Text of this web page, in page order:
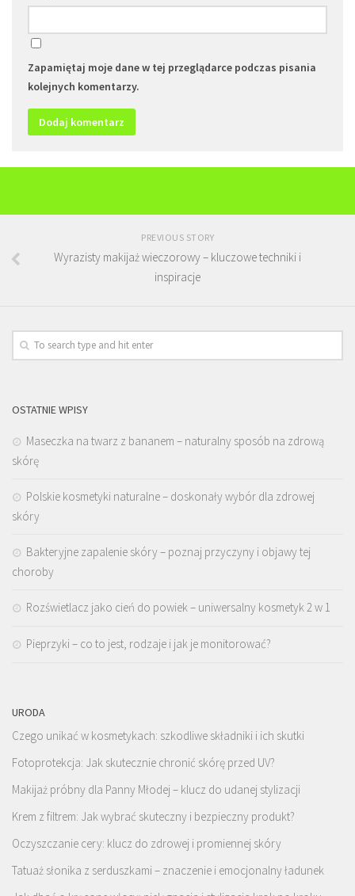
Zapamiętaj moje dane w tej przeglądarce podczas pisania
kolejnych komentarzy.
PREVIOUS STORY
Wyrazisty makijaż wieczorowy – kluczowe techniki i
inspiracje
OSTATNIE WPISY
Maseczka na twarz z bananem – naturalny sposób na zdrową
skórę
Polskie kosmetyki naturalne – doskonały wybór dla zdrowej
skóry
Bakteryjne zapalenie skóry – poznaj przyczyny i objawy tej
choroby
Rozświetlacz jako cień do powiek – uniwersalny kosmetyk 2 w 1
Pieprzyki – co to jest, rodzaje i jak je monitorować?
URODA
Czego unikać w kosmetykach: szkodliwe składniki i ich skutki
Fotoprotekcja: Jak skutecznie chronić skórę przed UV?
Makijaż próbny dla Panny Młodej – klucz do udanej stylizacji
Krem z filtrem: Jak wybrać skuteczny i bezpieczny produkt?
Oczyszczanie cery: klucz do zdrowej i promiennej skóry
Tatuaż słonika z serduszkami – znaczenie i emocjonalny ładunek